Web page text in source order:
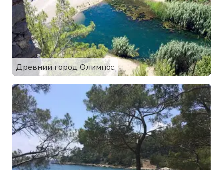
Древний город Олимпос